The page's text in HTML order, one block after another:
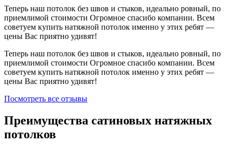
Теперь наш потолок без швов и стыков, идеально ровный, по
приемлимой стоимости Огромное спасибо компании. Всем
советуем купить натяжной потолок именно у этих ребят —
цены Вас приятно удивят!
Теперь наш потолок без швов и стыков, идеально ровный, по
приемлимой стоимости Огромное спасибо компании. Всем
советуем купить натяжной потолок именно у этих ребят —
цены Вас приятно удивят!
Посмотреть все отзывы
Преимущества сатиновых натяжных
потолков